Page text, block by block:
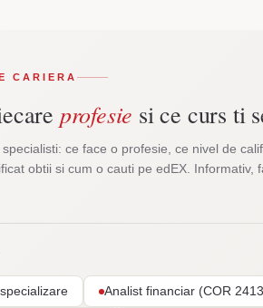
CARIERA
profesie si ce curs ti
ce face o profesie, ce nivel de
obtii si cum o cauti pe edEX. Informativ,
Analist financiar (COR